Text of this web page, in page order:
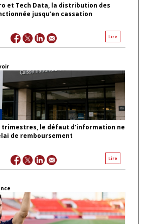
et Tech Data, la distribution des
jusqu’en cassation
Lire
trimestres, le défaut d’information ne
de remboursement
Lire